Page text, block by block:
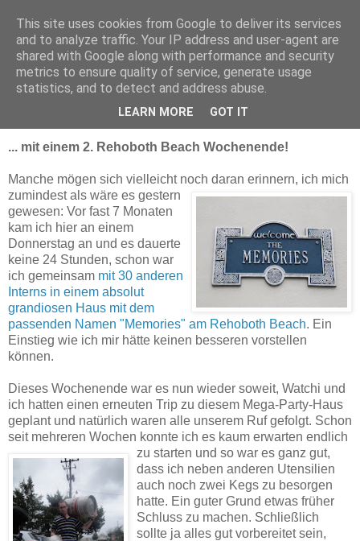
Delegation in Malvern
Freitag, 16. Oktober 2009
Der Kreis beginnt sich zu schließen ...
... mit einem 2. Rehoboth Beach Wochenende!
Manche mögen sich vielleicht noch daran erinnern, ich mich
zumindest als wäre es gestern
gewesen: Vor fast 7 Monaten
kam ich hier an einem
Donnerstag an und es dauerte
keine 24 Stunden, schon war
ich gemeinsam mit 30 anderen
Interns in einem absolut
grandiosen Haus mit dem
passenden Namen "Memories" am Rehoboth Beach. Ein
Einstieg wie ich mir hätte keinen besseren vorstellen
können.
Dieses Wochenende war es nun wieder soweit, Watchi und
ich hatten einen erneuten Trip zu diesem Mega-Party-Haus
geplant und natürlich waren alle unserem Ruf gefolgt. Schon
seit mehreren Wochen konnte ich es kaum erwarten endlich
zu starten und so war es ganz gut,
dass ich neben anderen Utensilien
auch noch zwei Kegs zu besorgen
hatte. Ein guter Grund etwas früher
Schluss zu machen. Schließlich
sollte ja alles gut vorbereitet sein,
This site uses cookies from Google to deliver its services
and to analyze traffic. Your IP address and user-agent are
shared with Google along with performance and security
metrics to ensure quality of service, generate usage
statistics, and to detect and address abuse.
LEARN MORE GOT IT